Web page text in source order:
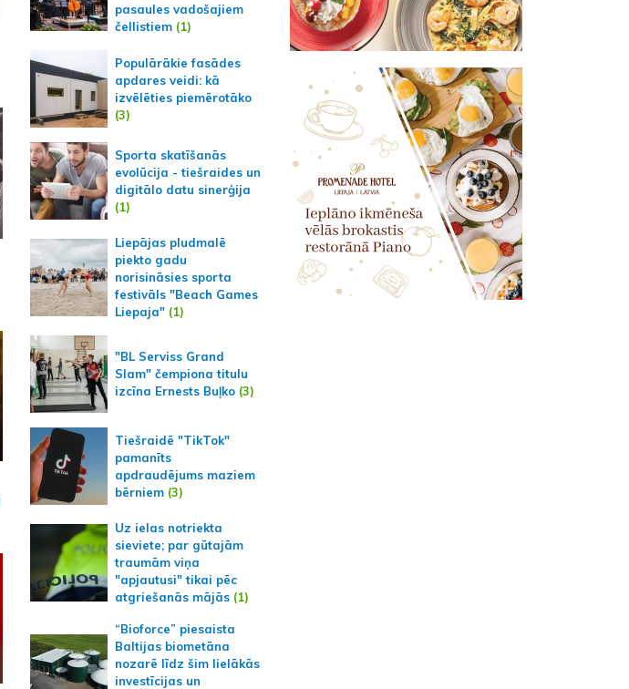
pasaules vadošajiem
čellistiem (1)
Populārākie fasādes
apdares veidi: kā
izvēlēties piemērotāko
(3)
Sporta skatīšanās
evolūcija - tiešraides un
digitālo datu sinerģija
(1)
Liepājas pludmalē
piekto gadu
norisināsies sporta
festivāls "Beach Games
Liepaja" (1)
"BL Serviss Grand
Slam" čempiona titulu
izcīna Ernests Buļko (3)
Tiešraidē "TikTok"
pamanīts
apdraudējums maziem
bērniem (3)
Uz ielas notriekta
sieviete; par gūtajām
traumām viņa
"apjautusi" tikai pēc
atgriešanās mājās (1)
“Bioforce” piesaista
Baltijas biometāna
nozarē līdz šim lielākās
investīcijas un